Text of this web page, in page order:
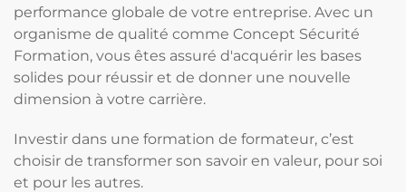
performance globale de votre entreprise. Avec un
organisme de qualité comme Concept Sécurité
Formation, vous êtes assuré d'acquérir les bases
solides pour réussir et de donner une nouvelle
dimension à votre carrière.
Investir dans une formation de formateur, c’est
choisir de transformer son savoir en valeur, pour soi
et pour les autres.